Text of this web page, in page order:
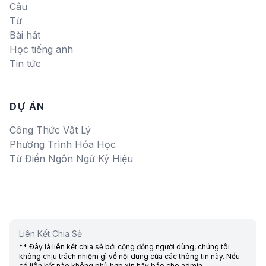
Câu
Từ
Bài hát
Học tiếng anh
Tin tức
DỰ ÁN
Công Thức Vật Lý
Phương Trình Hóa Học
Từ Điển Ngôn Ngữ Ký Hiệu
Liên Kết Chia Sẻ
** Đây là liên kết chia sẻ bới cộng đồng người dùng, chúng tôi
không chịu trách nhiệm gì về nội dung của các thông tin này. Nếu